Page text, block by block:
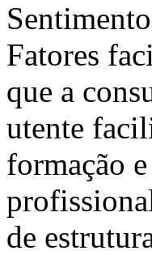
Fatores
que a
utente
formação
de